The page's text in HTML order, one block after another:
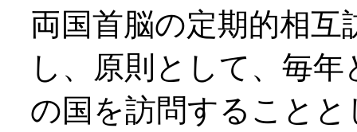
両国首脳の定期的相
し、原則として、毎
の国を訪問すること